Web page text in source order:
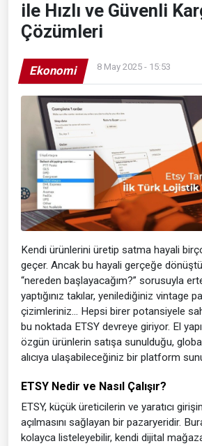
ile Hızlı ve Güvenli
Çözümleri
Ekonomi 8 May 2025 - 15:53
Kendi ürünlerini üretip satma hayali
geçer. Ancak bu hayali gerçeğe
“nereden başlayacağım?” sorusuyla
yaptığınız takılar, yenilediğiniz vintage
çizimleriniz… Hepsi birer potansiyele
bu noktada ETSY devreye giriyor. El
özgün ürünlerin satışa sunulduğu,
alıcıya ulaşabileceğiniz bir platform
ETSY Nedir ve Nasıl Çalışır?
ETSY, küçük üreticilerin ve yaratıcı
açılmasını sağlayan bir pazaryeridir.
kolayca listeleyebilir, kendi dijital